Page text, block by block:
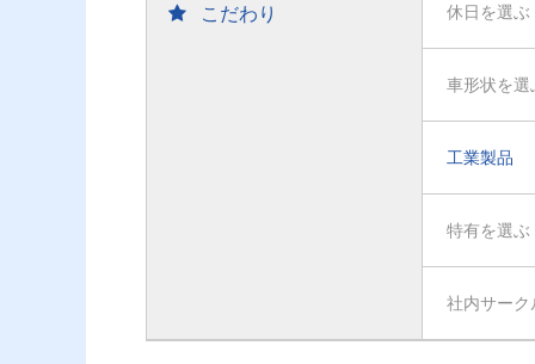
こだわり 休日を選ぶ
車形状を選
工業製品
特有を選ぶ
社内サーク